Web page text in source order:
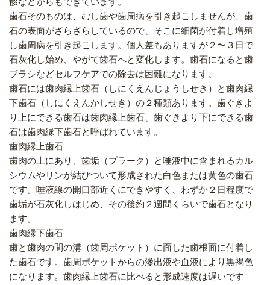
歯石そのものは、むし歯や歯周病を引き起こしませんが、歯
石の表面がざらざらしているので、そこに細菌が付着し増殖
し歯周病を引き起こします。個人差もありますが２〜３日で
石灰化し始め、やがて歯石へと変化します。歯石になると歯
ブラシなどセルフケアでの除去は困難になります。
歯石には歯肉縁上歯石（ しにくえんじょうしせき ）と歯肉縁
下歯石（ しにくえんかしせき ）の２種類あります。歯ぐきよ
り上にできる歯石は歯肉縁上歯石、歯ぐきより下にできる歯
石は歯肉縁下歯石と呼ばれています。
歯肉縁上歯石
歯肉の上にあり、歯垢（プラーク）と唾液中に含まれるカル
シウムやリンが結びついて形成された白色または黄色の歯石
です。唾液線の開口部近くにできやすく、わずか２日程度で
歯垢が石灰化しはじめ、その後約２週間くらいで歯石となり
ます。
歯肉縁下歯石
歯と歯肉の間の溝（歯周ポケット）に面した歯根面に付着し
た歯石です。歯周ポケットからの滲出液や血液により黒褐色
になります。 歯肉縁上歯石に比べると形成速度は遅いです